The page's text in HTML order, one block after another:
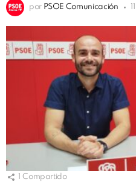
por PSOE Comunicación
Compartido